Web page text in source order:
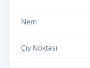
Nem
Çiy Noktası